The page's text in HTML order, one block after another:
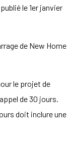
le 1er janvier
de New Home
le projet de
de 30 jours.
doit inclure une